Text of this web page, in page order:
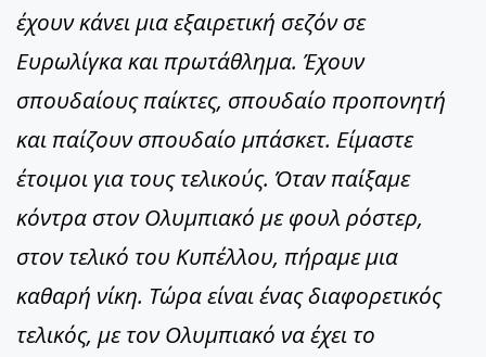
έχουν κάνει μια εξαιρετική σεζόν σε
Ευρωλίγκα και πρωτάθλημα. Έχουν
σπουδαίους παίκτες, σπουδαίο προπονητή
και παίζουν σπουδαίο μπάσκετ. Είμαστε
έτοιμοι για τους τελικούς. Όταν παίξαμε
κόντρα στον Ολυμπιακό με φουλ ρόστερ,
στον τελικό του Κυπέλλου, πήραμε μια
καθαρή νίκη. Τώρα είναι ένας διαφορετικός
τελικός, με τον Ολυμπιακό να έχει το